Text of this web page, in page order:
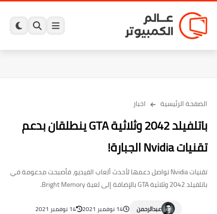
الصفحة الرئيسية اخبار
باتلفيلد 2042 وثلاثية GTA ينطلقان بدعم
تقنيات Nvidia الجبارة!
تقنيات Nvidia تواصل دعمها لأحدث ألعاب الفيديو، فأصبحت مدعومة في
باتلفيلد 2042 وثلاثية GTA بالإضافة إلى لعبة Bright Memory.
عبدالرحمن 14 نوفمبر 2021
14 نوفمبر 2021